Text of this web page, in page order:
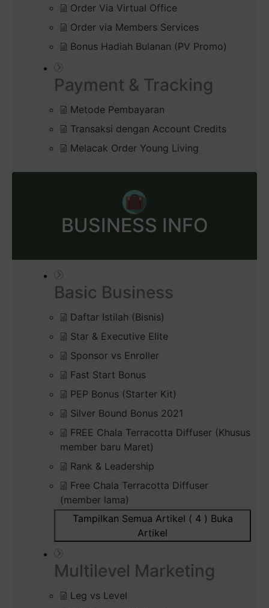
Order Via Virtual Office
Order via Members Services
Bonus Hadiah Bulanan (PV Promo)
Payment & Tracking
Metode Pembayaran
Transaksi dengan Account Credits
Melacak Order Young Living
BUSINESS INFO
Basic Business
Daftar Istilah (Bisnis)
Star & Executive Elite
Sponsor vs Enroller
Fast Start Bonus
PEP Bonus (Starter Kit)
Silver Bound Bonus 2021
FREE Chala Terracotta Diffuser (Khusus
member baru Maret)
Rank & Leadership
Free Chala Terracotta Diffuser
(member lama)
Tampilkan Semua Artikel ( 4 ) Buka
Artikel
Multilevel Marketing
Leg vs Level